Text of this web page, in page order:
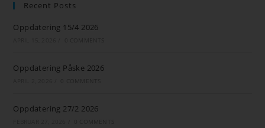
Recent Posts
Oppdatering 15/4 2026
Oppdatering Påske 2026
Oppdatering 27/2 2026